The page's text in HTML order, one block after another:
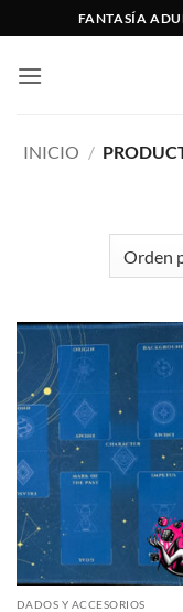
al
contenido
FANTASÍA
INICIO /
DADOS Y ACCESORIOS